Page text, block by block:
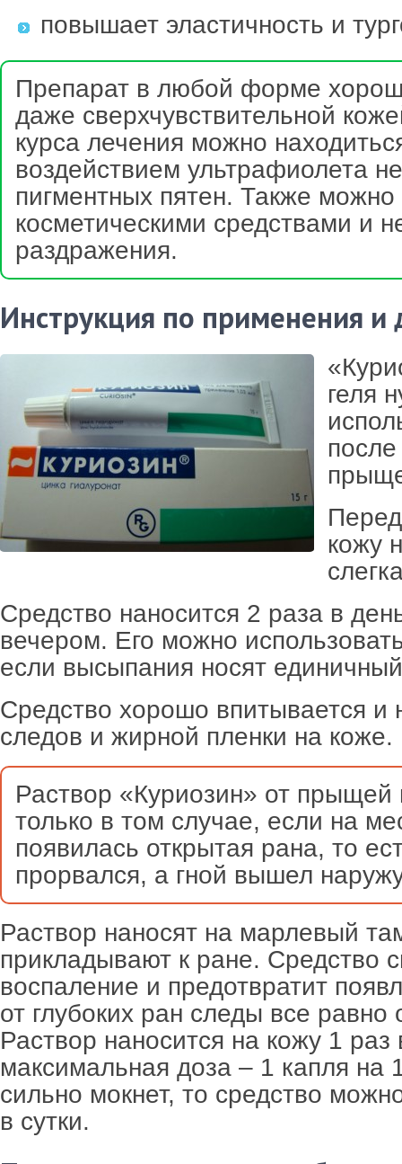
повышает эластичность и
Препарат в любой форме
даже сверхчувствительной
курса лечения можно
воздействием ультрафиолета
пигментных пятен. Также можно
косметическими средствами и
раздражения.
Инструкция по применения и
геля
кожу
Средство наносится 2 раза в
вечером. Его можно
если высыпания носят
Средство хорошо впитывается и
следов и жирной пленки на коже.
Раствор «Куриозин» от прыщей
только в том случае, если на
появилась открытая рана, то
прорвался, а гной вышел
Раствор наносят на марлевый
прикладывают к ране. Средство
воспаление и предотвратит
от глубоких ран следы все равно
Раствор наносится на кожу 1 раз
максимальная доза – 1 капля на
сильно мокнет, то средство
в сутки.